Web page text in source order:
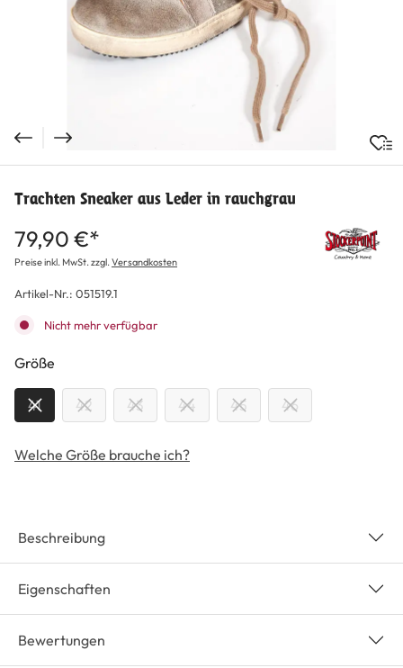
Trachten Sneaker aus Leder in rauchgrau
79,90 €*
Preise inkl. MwSt. zzgl.Versandkosten
Artikel-Nr.: 051519.1
Nicht mehr verfügbar
Größe
41 42 43 44 45 46
Welche Größe brauche ich?
Beschreibung
Eigenschaften
Bewertungen